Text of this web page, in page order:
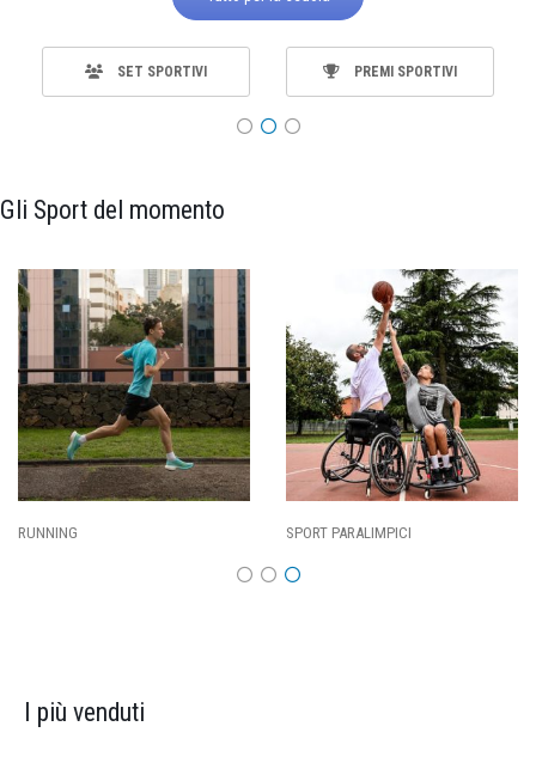
SET SPORTIVI PREMI SPORTIVI
Gli Sport del momento
CALCIO
I più venduti